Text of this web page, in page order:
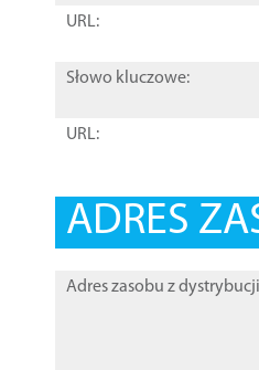
URL:
Słowo kluczowe:
URL:
ADRES
Adres zasobu z